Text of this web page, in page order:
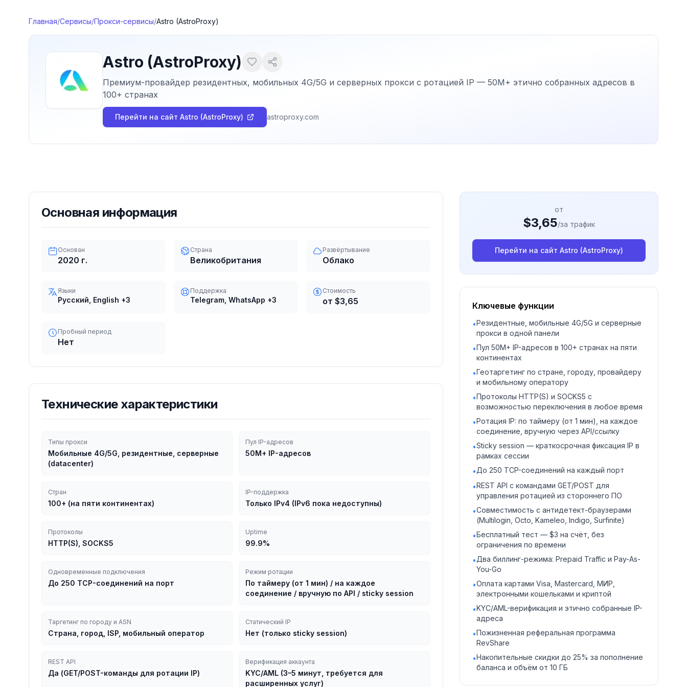
Главная/Сервисы/Прокси-сервисы/Astro (AstroProxy)
Astro (AstroProxy)
Премиум-провайдер резидентных, мобильных 4G/5G и серверных прокси с ротацией IP — 50M+ этично собранных адресов в
100+ странах
Перейти на сайт Astro (AstroProxy) astroproxy.com
Основная информация
Основан
2020 г.
Страна
Великобритания
Развёртывание
Облако
Языки
Русский, English +3
Поддержка
Telegram, WhatsApp +3
Стоимость
от $3,65
Пробный период
Нет
Технические характеристики
Типы прокси
Мобильные 4G/5G, резидентные, серверные
(datacenter)
Пул IP-адресов
50M+ IP-адресов
Стран
100+ (на пяти континентах)
IP-поддержка
Только IPv4 (IPv6 пока недоступны)
Протоколы
HTTP(S), SOCKS5
Uptime
99.9%
Одновременные подключения
До 250 TCP-соединений на порт
Режим ротации
По таймеру (от 1 мин) / на каждое
соединение / вручную по API / sticky session
Таргетинг по городу и ASN
Страна, город, ISP, мобильный оператор
Статический IP
Нет (только sticky session)
REST API
Да (GET/POST-команды для ротации IP)
Верификация аккаунта
KYC/AML (3–5 минут, требуется для
расширенных услуг)
от
$3,65/за трафик
Перейти на сайт Astro (AstroProxy)
Ключевые функции
•Резидентные, мобильные 4G/5G и серверные
прокси в одной панели
•Пул 50M+ IP-адресов в 100+ странах на пяти
континентах
•Геотаргетинг по стране, городу, провайдеру
и мобильному оператору
•Протоколы HTTP(S) и SOCKS5 с
возможностью переключения в любое время
•Ротация IP: по таймеру (от 1 мин), на каждое
соединение, вручную через API/ссылку
•Sticky session — краткосрочная фиксация IP в
рамках сессии
•До 250 TCP-соединений на каждый порт
•REST API с командами GET/POST для
управления ротацией из стороннего ПО
•Совместимость с антидетект-браузерами
(Multilogin, Octo, Kameleo, Indigo, Surfinite)
•Бесплатный тест — $3 на счёт, без
ограничения по времени
•Два биллинг-режима: Prepaid Traffic и Pay-As-
You-Go
•Оплата картами Visa, Mastercard, МИР,
электронными кошельками и криптой
•KYC/AML-верификация и этично собранные IP-
адреса
•Пожизненная реферальная программа
RevShare
•Накопительные скидки до 25% за пополнение
баланса и объём от 10 ГБ